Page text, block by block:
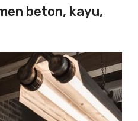
beton, kayu,